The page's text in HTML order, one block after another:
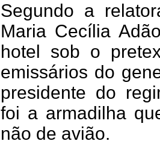
Segundo a
Maria Cecília
hotel sob o
emissários do
presidente do
foi a armadilha
não de avião.